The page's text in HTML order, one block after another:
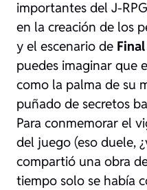
importantes del J-
en la creación de los
y el escenario de
puedes imaginar que
como la palma de su
puñado de secretos
Para conmemorar el
del juego (eso duele,
compartió una obra
tiempo solo se había